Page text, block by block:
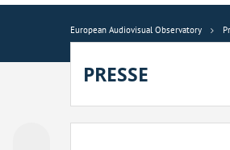
European Audiovisual Observatory
PRESSE